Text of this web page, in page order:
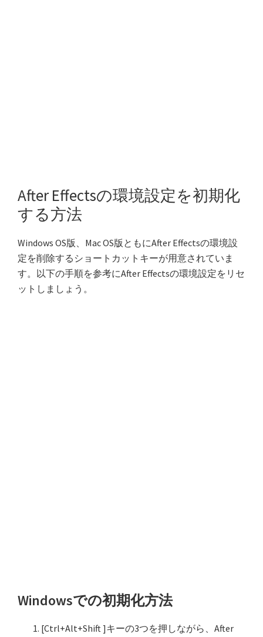
After Effectsの環境設定を初期化
する方法
Windows OS版、Mac OS版ともにAfter Effectsの環境設
定を削除するショートカットキーが用意されていま
す。以下の手順を参考にAfter Effectsの環境設定をリセ
ットしましょう。
Windowsでの初期化方法
[Ctrl+Alt+Shift ]キーの3つを押しながら、After